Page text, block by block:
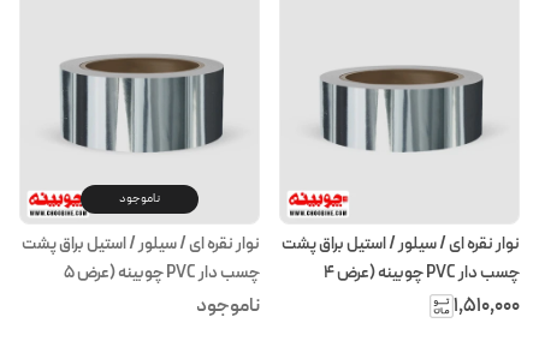
نوار نقره ای / سیلور / استیل براق پشت
چسب دار PVC چوبینه (عرض 4
سانتیمتر – رول ۲۵ متری)
۱٬۵۱۰٬۰۰۰
ناموجود
نوار نقره ای / سیلور / استیل براق پشت
چسب دار PVC چوبینه (عرض 5
سانتیمتر – رول ۲۵ متری)
ناموجود